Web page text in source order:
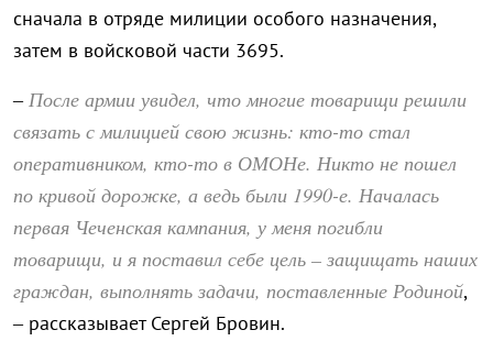
сначала в отряде милиции особого назначения,
затем в войсковой части 3695.
– После армии увидел, что многие товарищи решили
связать с милицией свою жизнь: кто-то стал
оперативником, кто-то в ОМОНе. Никто не пошел
по кривой дорожке, а ведь были 1990-е. Началась
первая Чеченская кампания, у меня погибли
товарищи, и я поставил себе цель – защищать наших
граждан, выполнять задачи, поставленные Родиной,
– рассказывает Сергей Бровин.